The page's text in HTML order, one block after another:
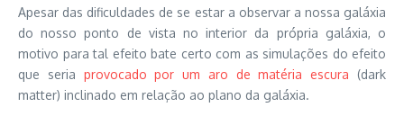
Apesar das dificuldades de se estar a observar a nossa galáxia
do nosso ponto de vista no interior da própria galáxia, o
motivo para tal efeito bate certo com as simulações do efeito
que seria provocado por um aro de matéria escura (dark
matter) inclinado em relação ao plano da galáxia.